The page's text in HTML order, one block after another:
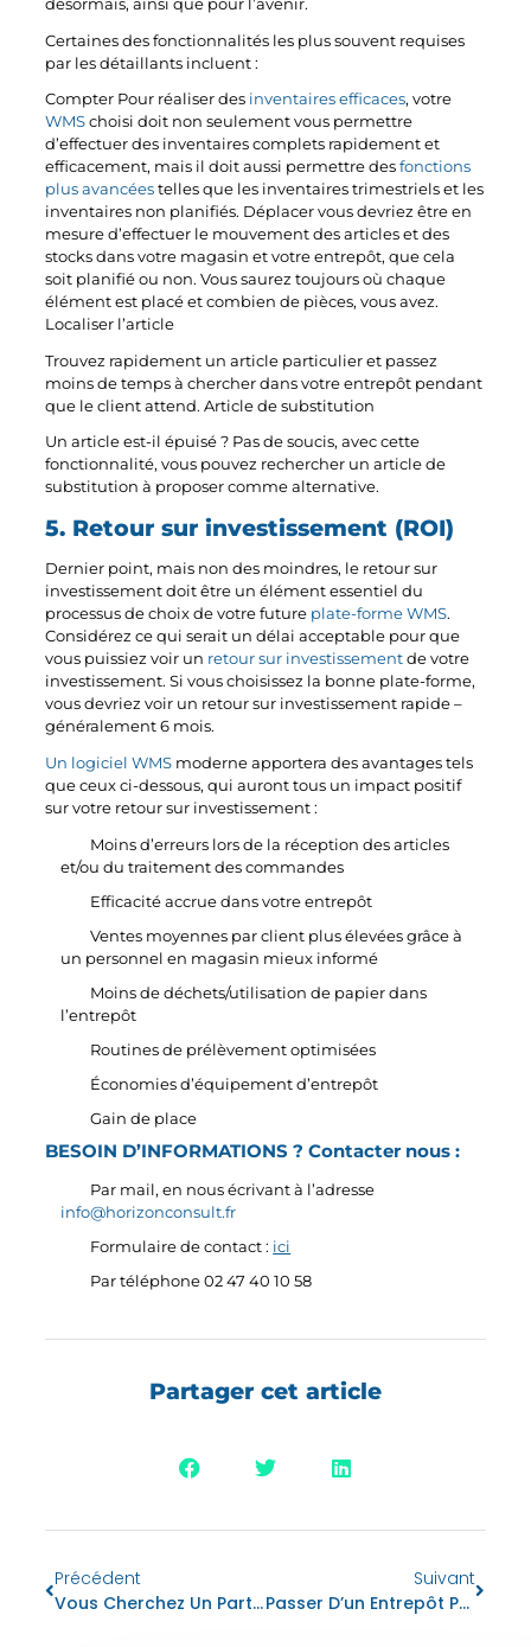
désormais, ainsi que pour l’avenir.
Certaines des fonctionnalités les plus souvent requises
par les détaillants incluent :
Compter Pour réaliser des inventaires efficaces, votre
WMSchoisi doit non seulement vous permettre
d’effectuer des inventaires complets rapidement et
efficacement, mais il doit aussi permettre desfonctions
plus avancées telles que les inventaires trimestriels et les
inventaires non planifiés. Déplacer vous devriez être en
mesure d’effectuer le mouvement des articles et des
stocks dans votre magasin et votre entrepôt, que cela
soit planifié ou non. Vous saurez toujours où chaque
élément est placé et combien de pièces, vous avez.
Localiser l’article
Trouvez rapidement un article particulier et passez
moins de temps à chercher dans votre entrepôt pendant
que le client attend. Article de substitution
Un article est-il épuisé ? Pas de soucis, avec cette
fonctionnalité, vous pouvez rechercher un article de
substitution à proposer comme alternative.
5. Retour sur investissement (ROI)
Dernier point, mais non des moindres, le retour sur
investissement doit être un élément essentiel du
processus de choix de votre future plate-forme WMS.
Considérez ce qui serait un délai acceptable pour que
vous puissiez voir un retour sur investissement de votre
investissement. Si vous choisissez la bonne plate-forme,
vous devriez voir un retour sur investissement rapide –
généralement 6 mois.
Un logiciel WMS moderne apportera des avantages tels
que ceux ci-dessous, qui auront tous un impact positif
sur votre retour sur investissement :
Moins d’erreurs lors de la réception des articles
et/ou du traitement des commandes
Efficacité accrue dans votre entrepôt
Ventes moyennes par client plus élevées grâce à
un personnel en magasin mieux informé
Moins de déchets/utilisation de papier dans
l’entrepôt
Routines de prélèvement optimisées
Économies d’équipement d’entrepôt
Gain de place
BESOIN D’INFORMATIONS ? Contacter nous :
Par mail, en nous écrivant à l’adresse
info@horizonconsult.fr
Formulaire de contact : ici
Par téléphone 02 47 40 10 58
Partager cet article
Précédent
Vous Cherchez Un Partenaire ERP Et CRM À Tours ?
Suivant
Passer D’un Entrepôt Papier À Un Entrepôt Numérique